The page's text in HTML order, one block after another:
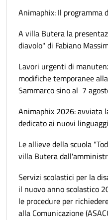
Animaphix: Il programma
A villa Butera la
diavolo" di Fabiano
Lavori urgenti di
modifiche temporanee
Sammarco sino al 7
Animaphix 2026: avviata
dedicato ai nuovi
Le allieve della scuola
villa Butera
Servizi scolastici per la
il nuovo anno scolastico
le procedure per
alla Comunicazione